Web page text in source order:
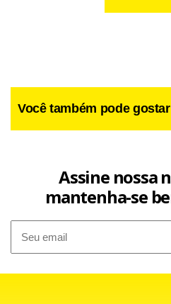
A negociação direta com as
Você também pode gostar
Assine nossa
mantenha-se